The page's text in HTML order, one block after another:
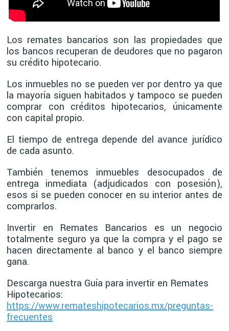
Los remates bancarios son las propiedades que
los bancos recuperan de deudores que no pagaron
su crédito hipotecario.
Los inmuebles no se pueden ver por dentro ya que
la mayoría siguen habitados y tampoco se pueden
comprar con créditos hipotecarios, únicamente
con capital propio.
El tiempo de entrega depende del avance jurídico
de cada asunto.
También tenemos inmuebles desocupados de
entrega inmediata (adjudicados con posesión),
esos si se pueden conocer en su interior antes de
comprarlos.
Invertir en Remates Bancarios es un negocio
totalmente seguro ya que la compra y el pago se
hacen directamente al banco y el banco siempre
gana.
Descarga nuestra Guía para invertir en Remates
Hipotecarios:
https://www.remateshipotecarios.mx/preguntas-
frecuentes